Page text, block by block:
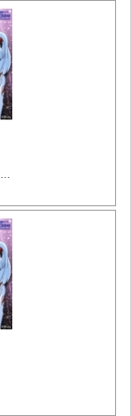
アキト突撃リーチ 自分の中の『正義』